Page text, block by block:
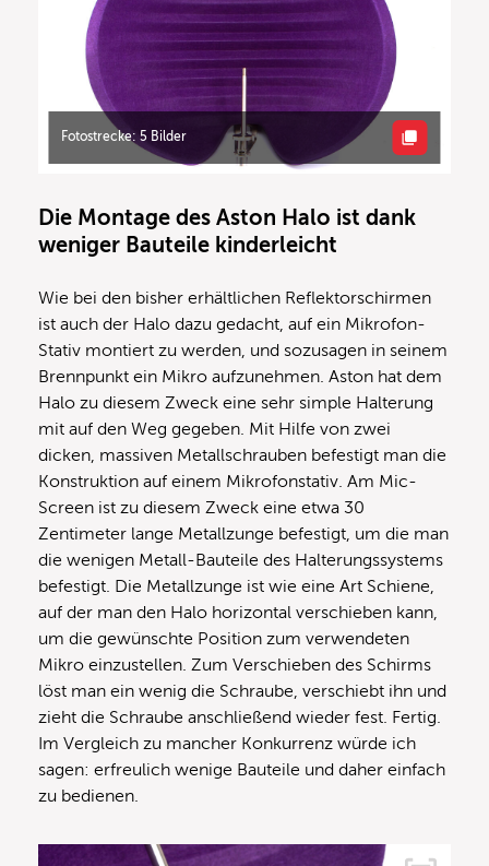
Fotostrecke: 5 Bilder
Die Montage des Aston Halo ist dank
weniger Bauteile kinderleicht
Wie bei den bisher erhältlichen Reflektorschirmen
ist auch der Halo dazu gedacht, auf ein Mikrofon-
Stativ montiert zu werden, und sozusagen in seinem
Brennpunkt ein Mikro aufzunehmen. Aston hat dem
Halo zu diesem Zweck eine sehr simple Halterung
mit auf den Weg gegeben. Mit Hilfe von zwei
dicken, massiven Metallschrauben befestigt man die
Konstruktion auf einem Mikrofonstativ. Am Mic-
Screen ist zu diesem Zweck eine etwa 30
Zentimeter lange Metallzunge befestigt, um die man
die wenigen Metall-Bauteile des Halterungssystems
befestigt. Die Metallzunge ist wie eine Art Schiene,
auf der man den Halo horizontal verschieben kann,
um die gewünschte Position zum verwendeten
Mikro einzustellen. Zum Verschieben des Schirms
löst man ein wenig die Schraube, verschiebt ihn und
zieht die Schraube anschließend wieder fest. Fertig.
Im Vergleich zu mancher Konkurrenz würde ich
sagen: erfreulich wenige Bauteile und daher einfach
zu bedienen.